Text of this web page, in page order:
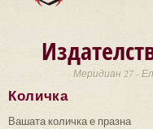
Меридиан 27 -
Количка
Вашата количка е празна